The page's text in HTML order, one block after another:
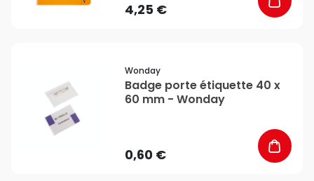
4,25 €
Wonday
Badge porte étiquette 40 x
60 mm - Wonday
0,60 €